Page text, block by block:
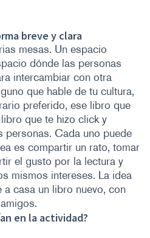
breve y clara
mesas. Un espacio
dónde las personas
intercambiar con otra
que hable de tu cultura,
preferido, ese libro que
que te hizo click y
personas. Cada uno puede
es compartir un rato, tomar
el gusto por la lectura y
mismos intereses. La idea
casa un libro nuevo, con
en la actividad?